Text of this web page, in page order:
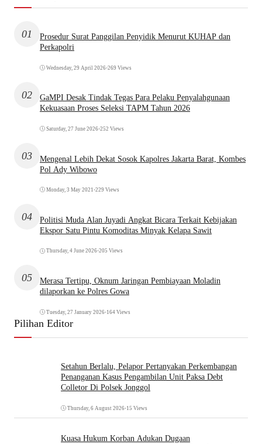
01
Prosedur Surat Panggilan Penyidik Menurut KUHAP dan
Perkapolri
Wednesday, 29 April 2026•269 Views
02
GaMPI Desak Tindak Tegas Para Pelaku Penyalahgunaan
Kekuasaan Proses Seleksi TAPM Tahun 2026
Saturday, 27 June 2026•252 Views
03
Mengenal Lebih Dekat Sosok Kapolres Jakarta Barat, Kombes
Pol Ady Wibowo
Monday, 3 May 2021 •229 Views
04
Politisi Muda Alan Juyadi Angkat Bicara Terkait Kebijakan
Ekspor Satu Pintu Komoditas Minyak Kelapa Sawit
Thursday, 4 June 2026•205 Views
05
Merasa Tertipu, Oknum Jaringan Pembiayaan Moladin
dilaporkan ke Polres Gowa
Tuesday, 27 January 2026•164 Views
Pilihan Editor
Setahun Berlalu, Pelapor Pertanyakan Perkembangan
Penanganan Kasus Pengambilan Unit Paksa Debt
Colletor Di Polsek Jonggol
Thursday, 6 August 2026•15 Views
Kuasa Hukum Korban Adukan Dugaan